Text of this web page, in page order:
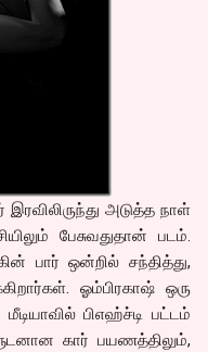
அடுத்த நாள்
பேசுவதுதான் படம்.
பார் ஒன்றில் சந்தித்து,
ஓம்பிரகாஷ் ஒரு
பிஎஹ்ச்டி பட்டம்
கார் பயணத்திலும்,